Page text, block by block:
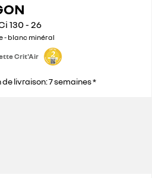
130 - 26
- blanc minéral
Crit'Air
livraison: 7 semaines *